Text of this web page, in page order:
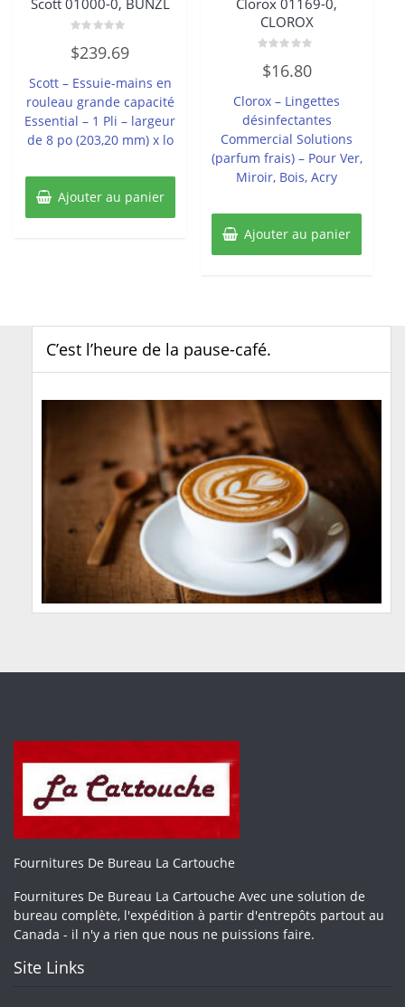
Scott 01000-0, BUNZL
0
sur
$239.69
Scott – Essuie-mains en
rouleau grande capacité
Essential – 1 Pli – largeur
de 8 po (203,20 mm) x lo
Ajouter au panier
Clorox 01169-0,
CLOROX
0
sur
$16.80
Clorox – Lingettes
désinfectantes
Commercial Solutions
(parfum frais) – Pour Ver,
Miroir, Bois, Acry
Ajouter au panier
C’est l’heure de la pause-café.
Fournitures De Bureau La Cartouche
Fournitures De Bureau La Cartouche Avec une solution de
bureau complète, l'expédition à partir d'entrepôts partout au
Canada - il n'y a rien que nous ne puissions faire.
Site Links